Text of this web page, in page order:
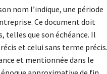
nom l’indique, une période
Ce document doit
telles que son échéance. Il
et celui sans terme précis.
et mentionnée dans le